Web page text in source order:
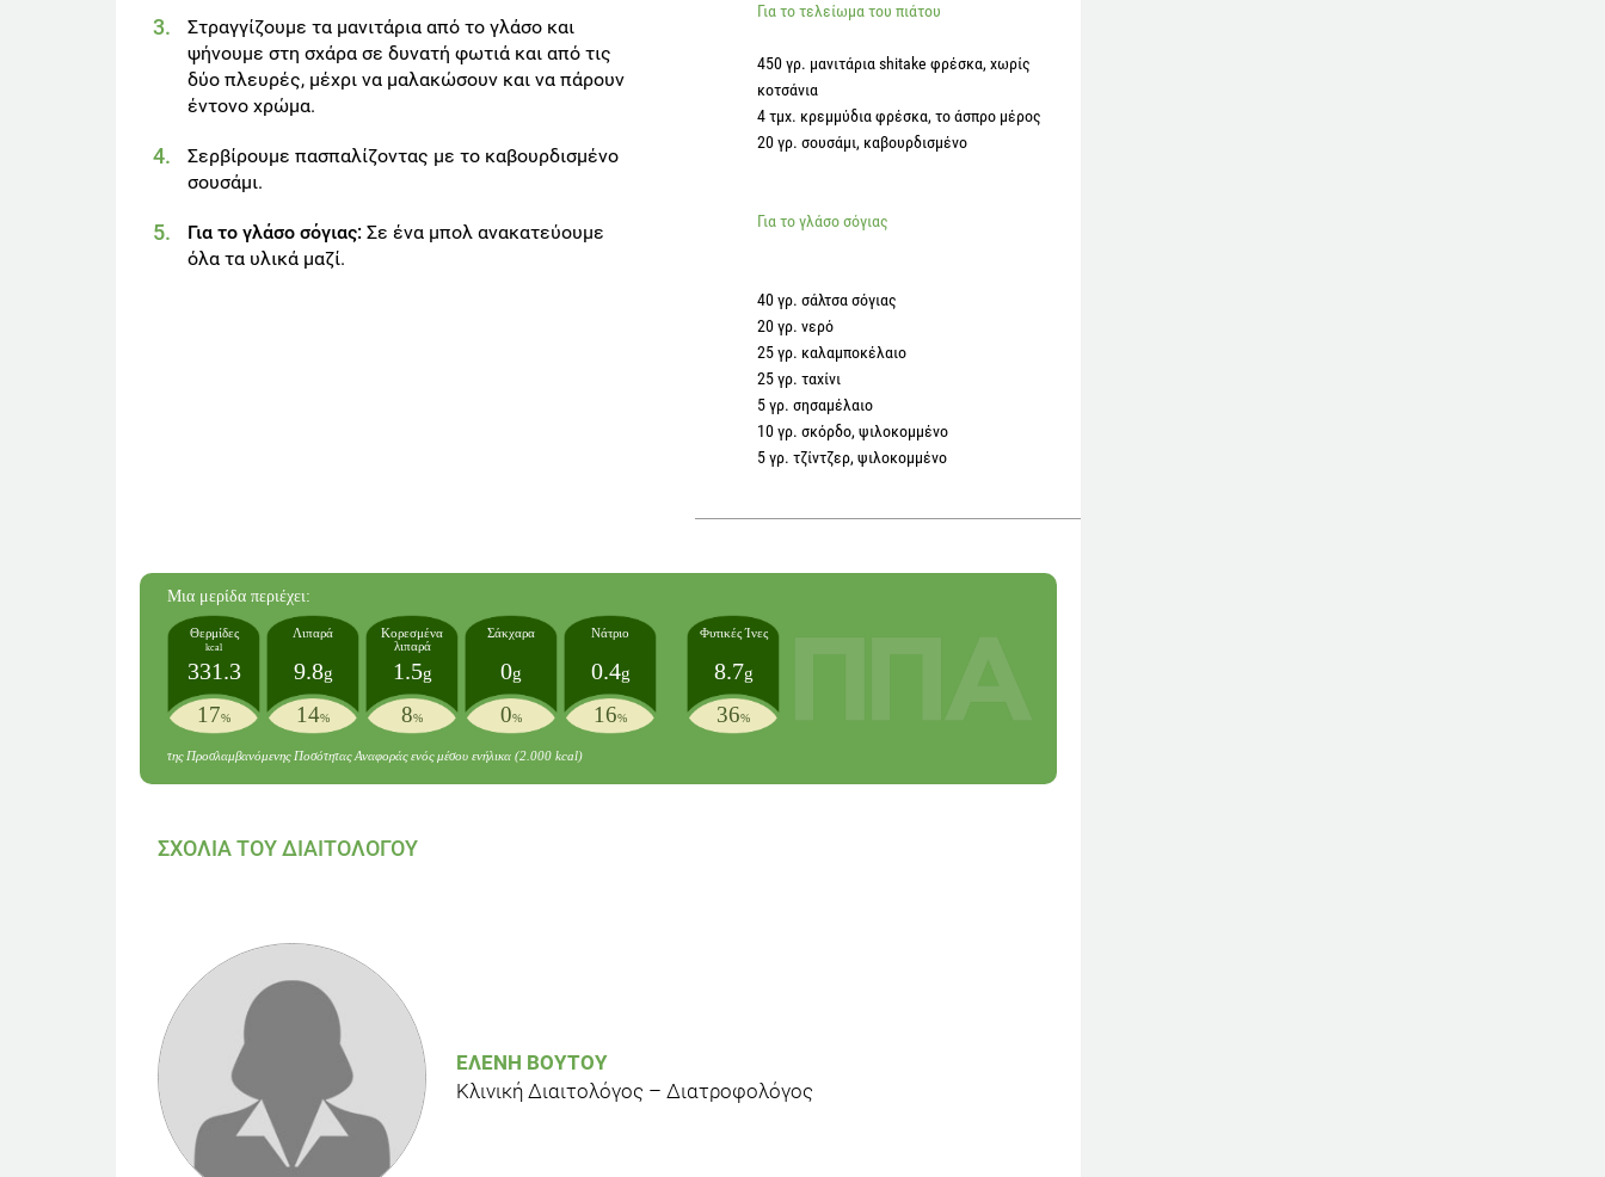
Στραγγίζουμε τα μανιτάρια από το γλάσο και
ψήνουμε στη σχάρα σε δυνατή φωτιά και από τις
δύο πλευρές, μέχρι να μαλακώσουν και να πάρουν
έντονο χρώμα.
Σερβίρουμε πασπαλίζοντας με το καβουρδισμένο
σουσάμι.
Για το γλάσο σόγιας: Σε ένα μπολ ανακατεύουμε
όλα τα υλικά μαζί.
Για το τελείωμα του πιάτου
450 γρ. μανιτάρια shitake φρέσκα, χωρίς
κοτσάνια
4 τμχ. κρεμμύδια φρέσκα, το άσπρο μέρος
20 γρ. σουσάμι, καβουρδισμένο
Για το γλάσο σόγιας
40 γρ. σάλτσα σόγιας
20 γρ. νερό
25 γρ. καλαμποκέλαιο
25 γρ. ταχίνι
5 γρ. σησαμέλαιο
10 γρ. σκόρδο, ψιλοκομμένο
5 γρ. τζίντζερ, ψιλοκομμένο
Mια μερίδα περιέχει:
Θερμίδες
kcal
331.3
17%
Λιπαρά
9.8g
14%
Κορεσμένα
λιπαρά
1.5g
8%
Σάκχαρα
0g
0%
Νάτριο
0.4g
16%
Φυτικές Ίνες
8.7g
36%
της Προσλαμβανόμενης Ποσότητας Αναφοράς ενός μέσου ενήλικα (2.000 kcal)
ΣΧΟΛΙΑ ΤΟΥ ΔΙΑΙΤΟΛΟΓΟΥ
ΕΛΈΝΗ ΒΟΎΤΟΥ
Κλινική Διαιτολόγος – Διατροφολόγος